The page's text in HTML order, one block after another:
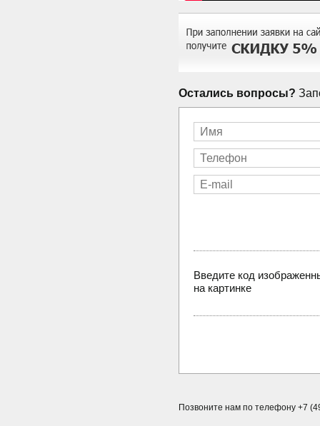
Остались вопросы?
Введите код
на картинке
Позвоните нам по телефону +7